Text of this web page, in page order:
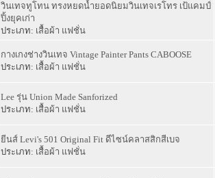
วินเทจทูโทน ทรงหยดน้ำยอดนิยมวินเทจเรโทร เป้แคมป์
ปิ้งยุคเก่า
ประเภท: เสื้อผ้า แฟชั่น
กางเกงช่างวินเทจ Vintage Painter Pants CABOOSE
ประเภท: เสื้อผ้า แฟชั่น
Lee รุ่น Union Made Sanforized
ประเภท: เสื้อผ้า แฟชั่น
ยีนส์ Levi's 501 Original Fit ดีไซน์คลาสสิกสีเบจ
ประเภท: เสื้อผ้า แฟชั่น